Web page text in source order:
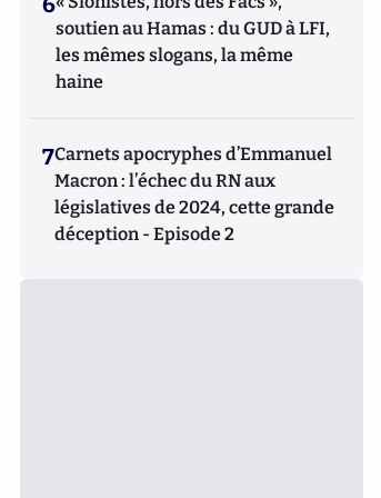
soutien au Hamas : du GUD à LFI,
les mêmes slogans, la même
haine
7Carnets apocryphes d’Emmanuel
Macron : l’échec du RN aux
législatives de 2024, cette grande
déception - Episode 2